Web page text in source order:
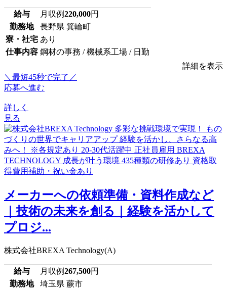
給与 月収例220,000円
勤務地
長野県 箕輪町
寮・社宅 あり
仕事内容 鋼材の事務 / 機械系工場 / 日勤
詳細を表示
＼最短45秒で完了／
応募へ進む
詳しく
見る
メーカーへの依頼準備・資料作成など
｜技術の未来を創る｜経験を活かして
プロジ...
株式会社BREXA Technology(A)
給与 月収例267,500円
勤務地
埼玉県 蕨市